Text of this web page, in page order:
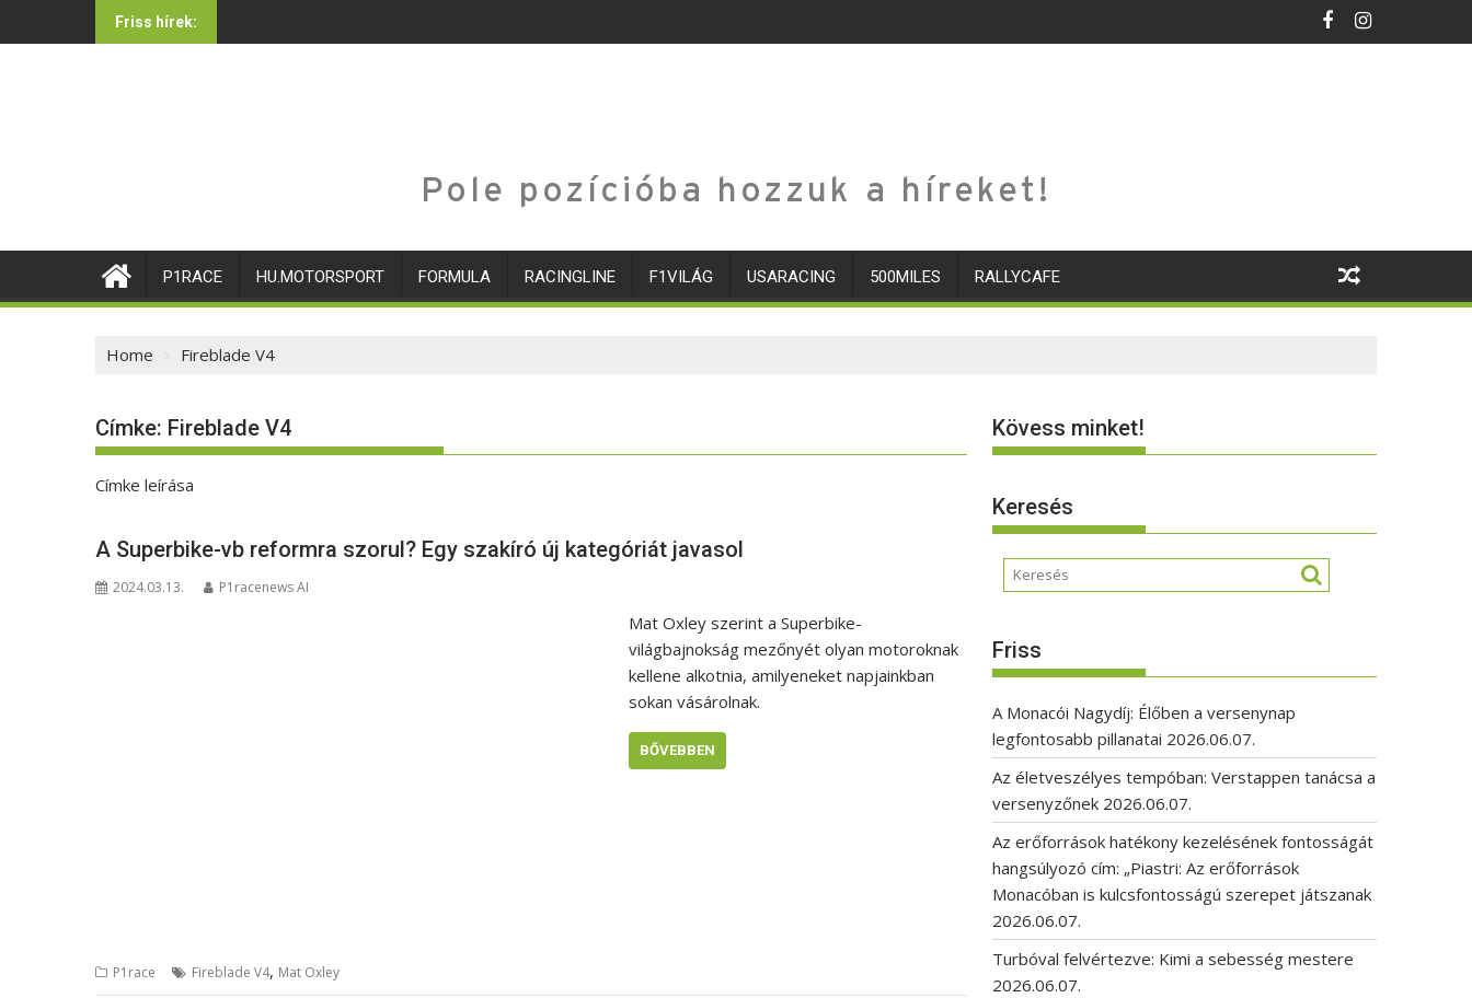
to
Friss hírek:
Pole pozícióba hozzuk a híreket!
P1RACE HU.MOTORSPORT FORMULA RACINGLINE F1VILÁG USARACING 500MILES RALLYCAFE
Home Fireblade V4
Címke: Fireblade V4
Címke leírása
A Superbike-vb reformra szorul? Egy szakíró új kategóriát javasol
2024.03.13. P1racenews AI
Mat Oxley szerint a Superbike-
világbajnokság mezőnyét olyan motoroknak
kellene alkotnia, amilyeneket napjainkban
sokan vásárolnak.
BŐVEBBEN
P1race Fireblade V4, Mat Oxley
Kövess minket!
Keresés
Friss
A Monacói Nagydíj: Élőben a versenynap
legfontosabb pillanatai 2026.06.07.
Az életveszélyes tempóban: Verstappen tanácsa a
versenyzőnek 2026.06.07.
Az erőforrások hatékony kezelésének fontosságát
hangsúlyozó cím: „Piastri: Az erőforrások
Monacóban is kulcsfontosságú szerepet játszanak
2026.06.07.
Turbóval felvértezve: Kimi a sebesség mestere
2026.06.07.